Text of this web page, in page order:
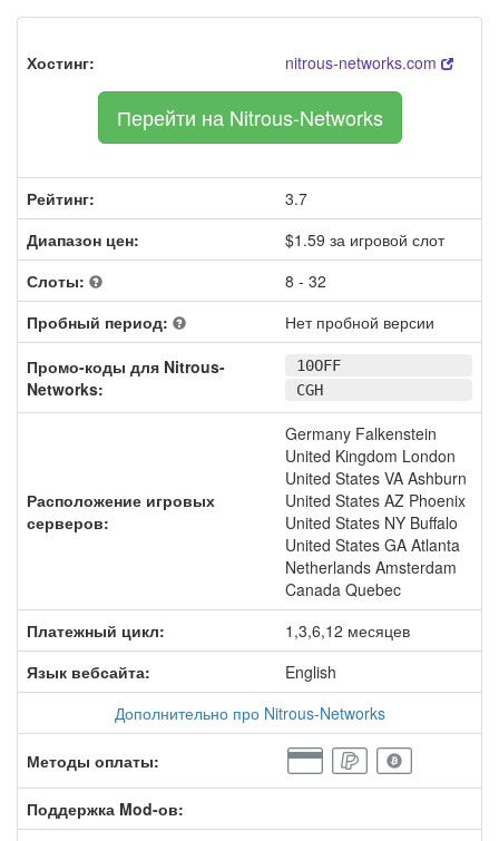
Хостинг: nitrous-networks.com
Перейти на Nitrous-Networks
Рейтинг:
3.7
Диапазон цен:
$1.59 за игровой слот
Слоты:
8 - 32
Пробный период:
Нет пробной версии
Промо-коды для Nitrous-
Networks:
10OFF
CGH
Расположение игровых
серверов:
Germany Falkenstein
United Kingdom London
United States VA Ashburn
United States AZ Phoenix
United States NY Buffalo
United States GA Atlanta
Netherlands Amsterdam
Canada Quebec
Платежный цикл:
1,3,6,12 месяцев
Язык вебсайта:
English
Дополнительно про Nitrous-Networks
Методы оплаты:
Поддержка Mod-ов: